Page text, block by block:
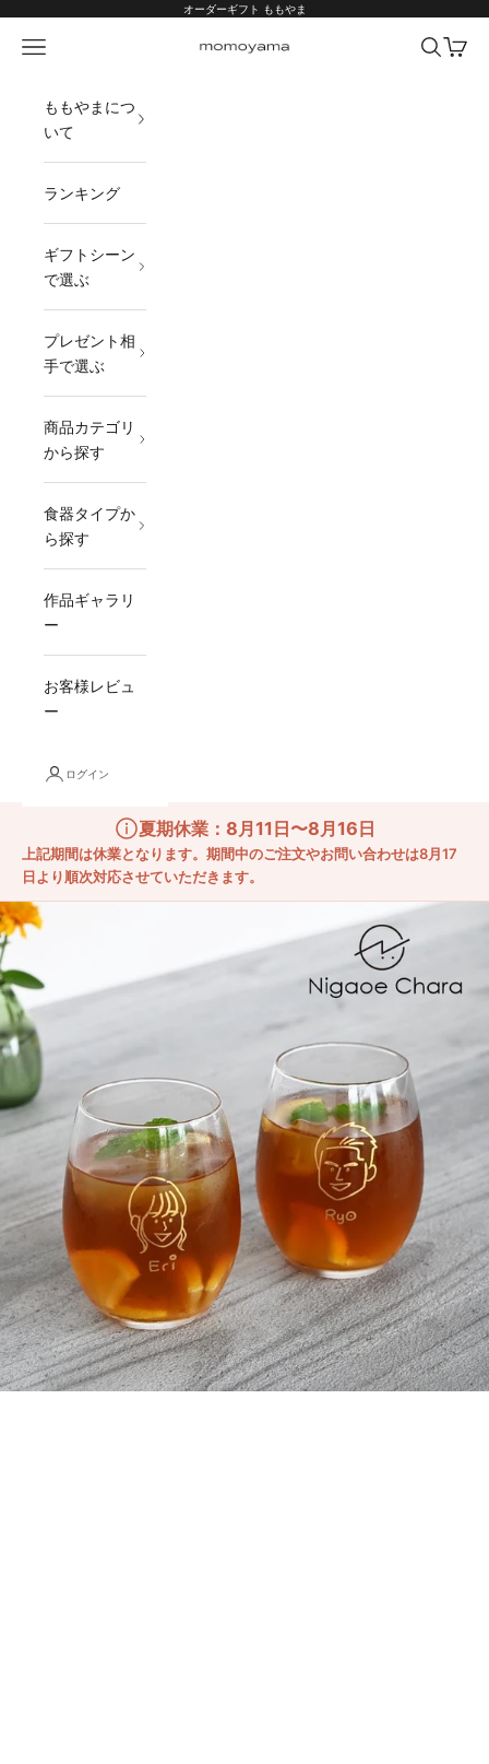
オーダーギフト ももやま
オーダーギフト ももやま 本店
メニュー 検索カート
ももやまにつ
いて
ランキング
ギフトシーン
で選ぶ
プレゼント相
手で選ぶ
商品カテゴリ
から探す
食器タイプか
ら探す
作品ギャラリ
ー
お客様レビュ
ー
ログイン
夏期休業：8月11日〜8月16日
上記期間は休業となります。期間中のご注文やお問い合わせは8月17
日より順次対応させていただきます。